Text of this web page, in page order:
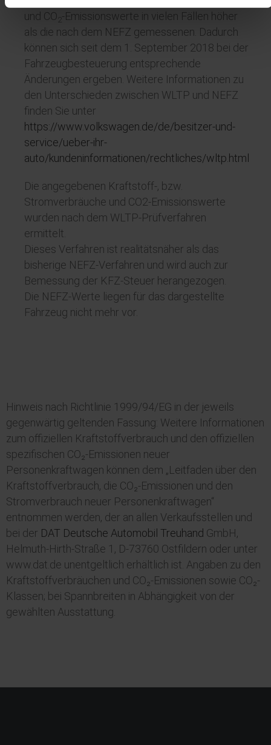
und CO 2-Emissionswerte in vielen Fällen höher
als die nach dem NEFZ gemessenen. Dadurch
können sich seit dem 1. September 2018 bei der
Fahrzeugbesteuerung entsprechende
Änderungen ergeben. Weitere Informationen zu
den Unterschieden zwischen WLTP und NEFZ
finden Sie unter
https://www.volkswagen.de/de/besitzer-und-
service/ueber-ihr-
auto/kundeninformationen/rechtliches/wltp.html
Die angegebenen Kraftstoff-, bzw.
Stromverbräuche und CO2-Emissionswerte
wurden nach dem WLTP-Prüfverfahren
ermittelt.
Dieses Verfahren ist realitätsnäher als das
bisherige NEFZ-Verfahren und wird auch zur
Bemessung der KFZ-Steuer herangezogen.
Die NEFZ-Werte liegen für das dargestellte
Fahrzeug nicht mehr vor.
Hinweis nach Richtlinie 1999/94/EG in der jeweils
gegenwärtig geltenden Fassung: Weitere Informationen
zum offiziellen Kraftstoffverbrauch und den offiziellen
spezifischen CO₂-Emissionen neuer
Personenkraftwagen können dem „Leitfaden über den
Kraftstoffverbrauch, die CO₂-Emissionen und den
Stromverbrauch neuer Personenkraftwagen“
entnommen werden, der an allen Verkaufsstellen und
bei der DAT Deutsche Automobil Treuhand GmbH,
Helmuth-Hirth-Straße 1, D-73760 Ostfildern oder unter
www.dat.de unentgeltlich erhältlich ist. Angaben zu den
Kraftstoffverbräuchen und CO₂-Emissionen sowie CO₂-
Klassen; bei Spannbreiten in Abhängigkeit von der
gewählten Ausstattung.